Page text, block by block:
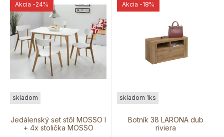
Jedálenský set stôl MOSSO I
+ 4x stolička MOSSO
Akcia -24%
skladom
Botník 38 LARONA dub
riviera
Akcia -18%
skladom 1ks